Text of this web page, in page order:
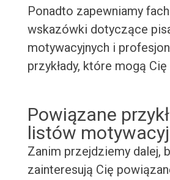
Ponadto zapewniamy
wskazówki dotyczące
motywacyjnych i
przykłady, które mogą
Powiązane
listów
Zanim przejdziemy dalej,
zainteresują Cię